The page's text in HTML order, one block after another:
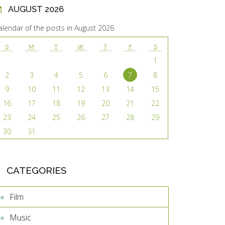
AUGUST 2026
of the posts in August 2026
S M T W T F S
1
2
3 4 5 6 7
8
9
10 11 12 13 14
15
16
17 18 19 20 21
22
23
24 25 26 27 28
29
30
31
CATEGORIES
Film
Music